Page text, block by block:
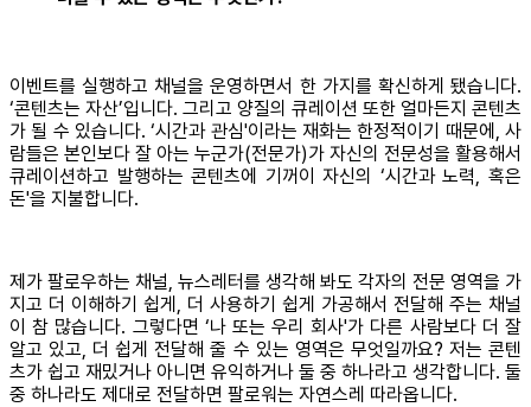
이벤트를 실행하고 채널을 운영하면서 한 가지를 확신하게 됐습니다.
‘콘텐츠는 자산’입니다. 그리고 양질의 큐레이션 또한 얼마든지 콘텐츠
가 될 수 있습니다. ‘시간과 관심'이라는 재화는 한정적이기 때문에, 사
람들은 본인보다 잘 아는 누군가(전문가)가 자신의 전문성을 활용해서
큐레이션하고 발행하는 콘텐츠에 기꺼이 자신의 ‘시간과 노력, 혹은
돈'을 지불합니다.
제가 팔로우하는 채널, 뉴스레터를 생각해 봐도 각자의 전문 영역을 가
지고 더 이해하기 쉽게, 더 사용하기 쉽게 가공해서 전달해 주는 채널
이 참 많습니다. 그렇다면 ‘나 또는 우리 회사'가 다른 사람보다 더 잘
알고 있고, 더 쉽게 전달해 줄 수 있는 영역은 무엇일까요? 저는 콘텐
츠가 쉽고 재밌거나 아니면 유익하거나 둘 중 하나라고 생각합니다. 둘
중 하나라도 제대로 전달하면 팔로워는 자연스레 따라옵니다.